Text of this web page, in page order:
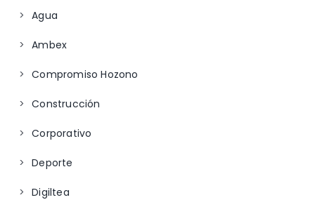
Agua
Ambex
Compromiso Hozono
Construcción
Corporativo
Deporte
Digiltea